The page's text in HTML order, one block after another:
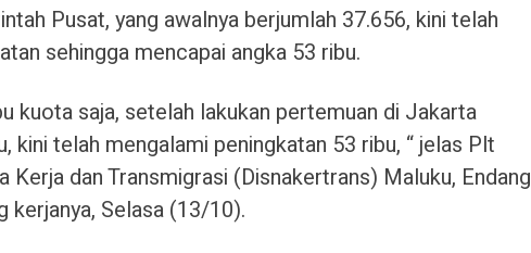
Pusat, yang awalnya berjumlah 37.656, kini telah
sehingga mencapai angka 53 ribu.
kuota saja, setelah lakukan pertemuan di Jakarta
kini telah mengalami peningkatan 53 ribu, “ jelas Plt
Kerja dan Transmigrasi (Disnakertrans) Maluku, Endang
kerjanya, Selasa (13/10).